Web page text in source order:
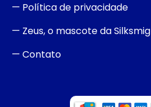
— Política de privacidade
— Zeus, o mascote da Silksmig
— Contato